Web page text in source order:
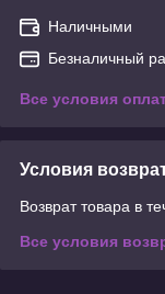
Наличными
Безналичный
Все условия
Условия
Возврат товара в
Все условия